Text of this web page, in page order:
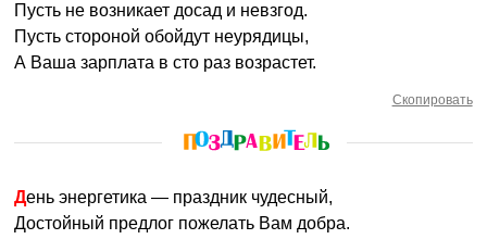
Пусть не возникает досад и невзгод.
Пусть стороной обойдут неурядицы,
А Ваша зарплата в сто раз возрастет.
Скопировать
День энергетика — праздник чудесный,
Достойный предлог пожелать Вам добра.